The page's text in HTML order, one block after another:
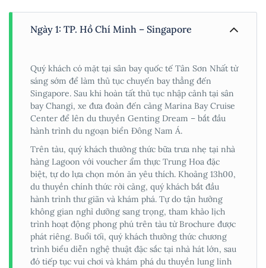
Ngày 1: TP. Hồ Chí Minh – Singapore
Quý khách có mặt tại sân bay quốc tế Tân Sơn Nhất từ
sáng sớm để làm thủ tục chuyến bay thẳng đến
Singapore. Sau khi hoàn tất thủ tục nhập cảnh tại sân
bay Changi, xe đưa đoàn đến cảng Marina Bay Cruise
Center để lên du thuyền Genting Dream – bắt đầu
hành trình du ngoạn biển Đông Nam Á.
Trên tàu, quý khách thưởng thức bữa trưa nhẹ tại nhà
hàng Lagoon với voucher ẩm thực Trung Hoa đặc
biệt, tự do lựa chọn món ăn yêu thích. Khoảng 13h00,
du thuyền chính thức rời cảng, quý khách bắt đầu
hành trình thư giãn và khám phá. Tự do tận hưởng
không gian nghỉ dưỡng sang trọng, tham khảo lịch
trình hoạt động phong phú trên tàu từ Brochure được
phát riêng. Buổi tối, quý khách thưởng thức chương
trình biểu diễn nghệ thuật đặc sắc tại nhà hát lớn, sau
đó tiếp tục vui chơi và khám phá du thuyền lung linh